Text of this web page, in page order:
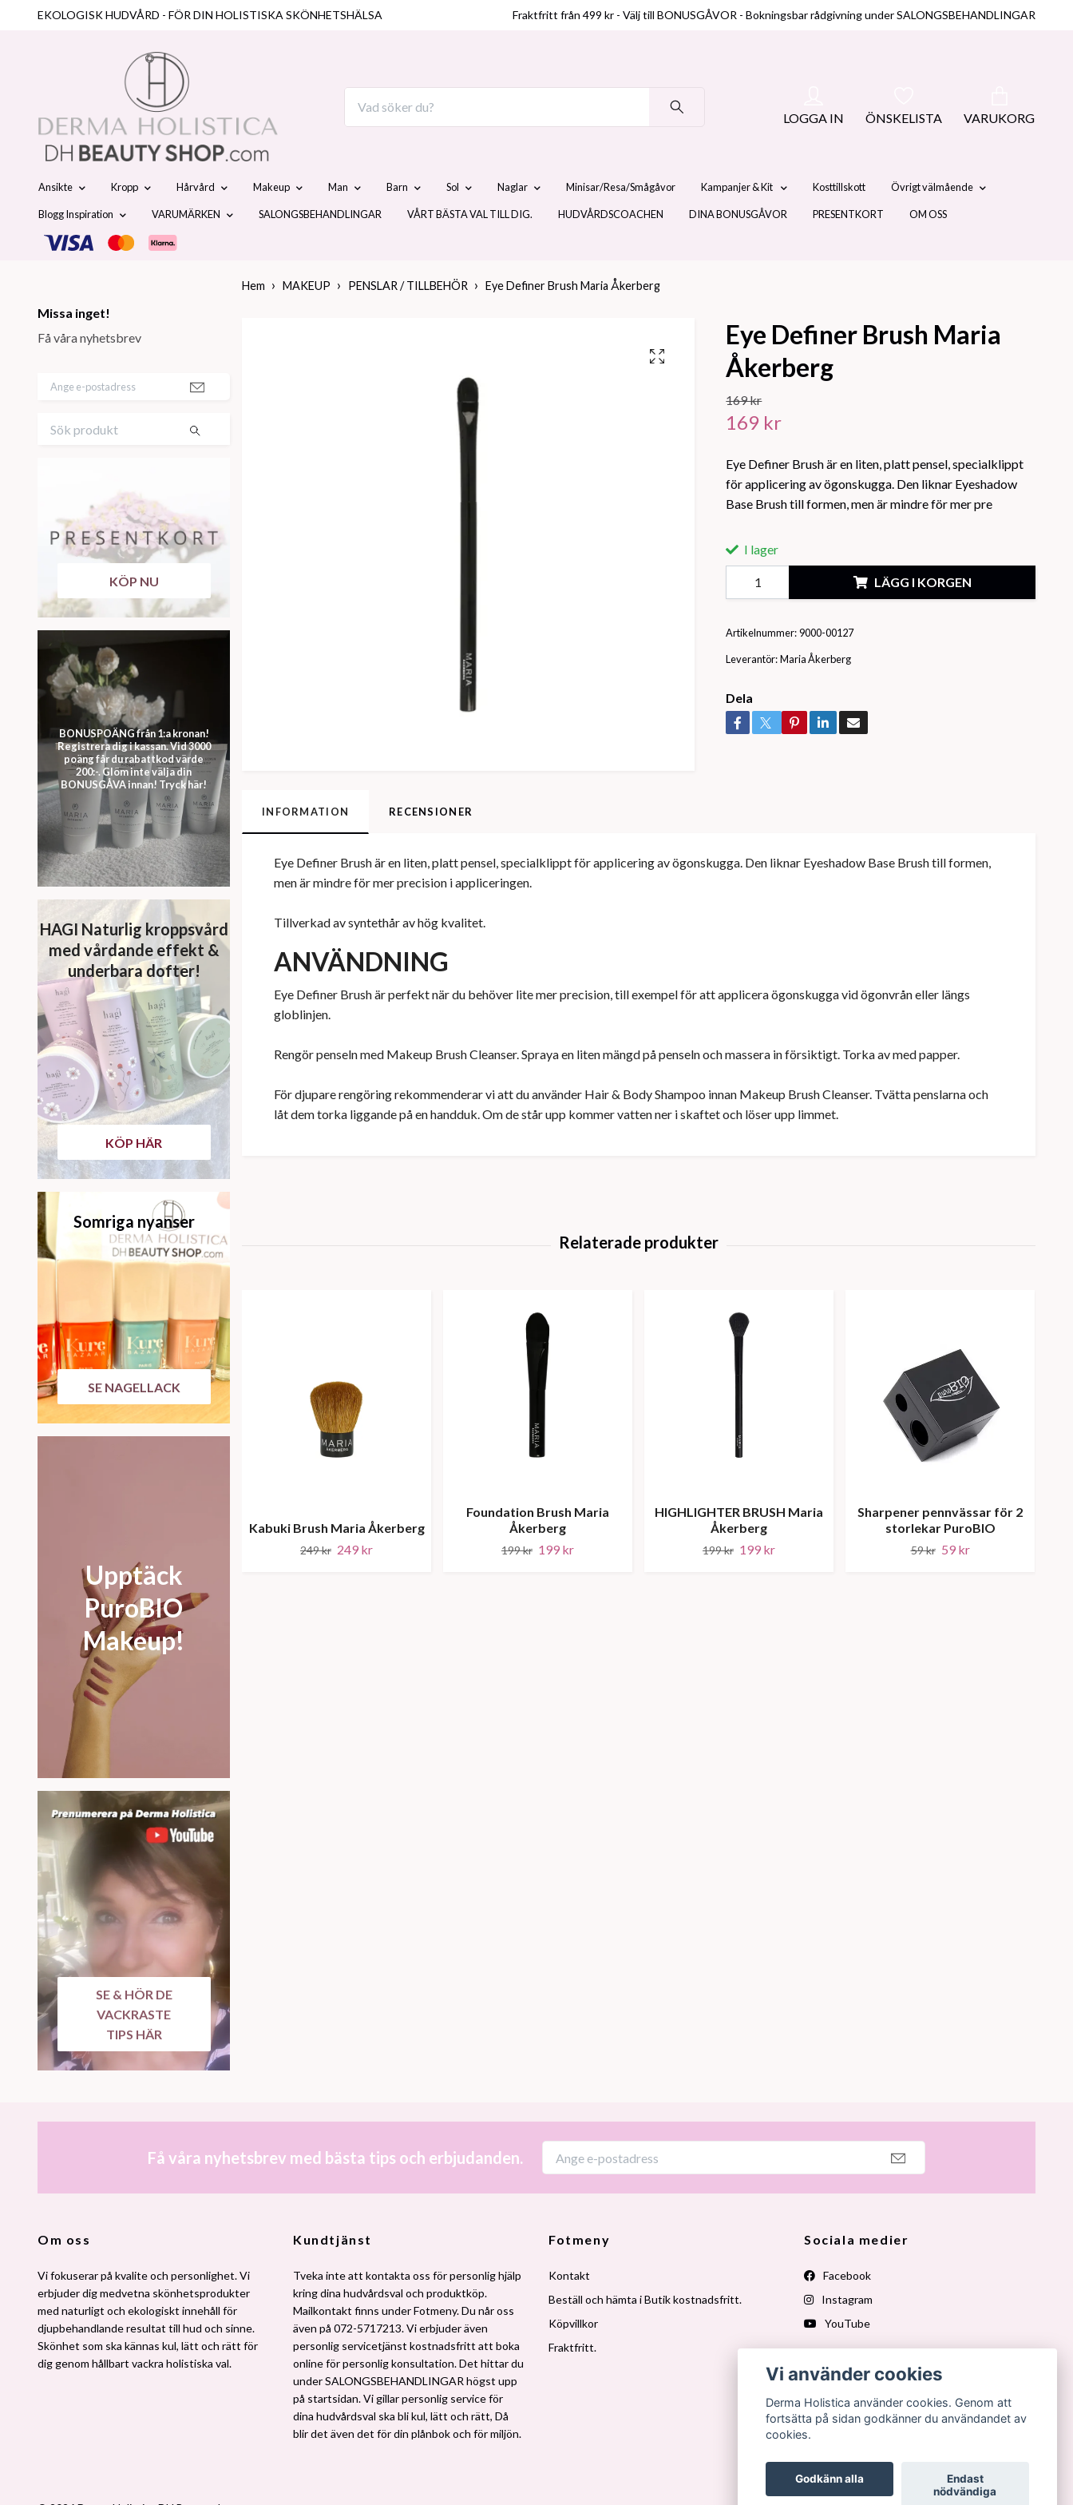
EKOLOGISK HUDVÅRD - FÖR DIN HOLISTISKA SKÖNHETSHÄLSA Fraktfritt från 499 kr - Välj till BONUSGÅVOR - Bokningsbar rådgivning under SALONGSBEHANDLINGAR
LOGGA IN ÖNSKELISTA VARUKORG
Ansikte Kropp Hårvård Makeup Man Barn Sol Naglar Minisar/Resa/Smågåvor Kampanjer & Kit Kosttillskott Övrigt välmående
Blogg Inspiration VARUMÄRKEN SALONGSBEHANDLINGAR VÅRT BÄSTA VAL TILL DIG. HUDVÅRDSCOACHEN DINA BONUSGÅVOR PRESENTKORT OM OSS
Missa inget!
Få våra nyhetsbrev
KÖP NU
BONUSPOÄNG från 1:a kronan!
Registrera dig i kassan. Vid 3000
poäng får du rabattkod värde
200:-. Glöm inte välja din
BONUSGÅVA innan! Tryck här!
HAGI Naturlig kroppsvård
med vårdande effekt &
underbara dofter!
KÖP HÄR
Somriga nyanser
SE NAGELLACK
Upptäck
PuroBIO
Makeup!
SE & HÖR DE
VACKRASTE
TIPS HÄR
Hem MAKEUP PENSLAR / TILLBEHÖR Eye Definer Brush Maria Åkerberg
Eye Definer Brush Maria
Åkerberg
169 kr
169 kr
Eye Definer Brush är en liten, platt pensel, specialklippt
för applicering av ögonskugga. Den liknar Eyeshadow
Base Brush till formen, men är mindre för mer pre
I lager
LÄGG I KORGEN
Artikelnummer: 9000-00127
Leverantör: Maria Åkerberg
Dela
INFORMATION RECENSIONER
Eye Definer Brush är en liten, platt pensel, specialklippt för applicering av ögonskugga. Den liknar Eyeshadow Base Brush till formen,
men är mindre för mer precision i appliceringen.
Tillverkad av syntethår av hög kvalitet.
ANVÄNDNING
Eye Definer Brush är perfekt när du behöver lite mer precision, till exempel för att applicera ögonskugga vid ögonvrån eller längs
globlinjen.
Rengör penseln med Makeup Brush Cleanser. Spraya en liten mängd på penseln och massera in försiktigt. Torka av med papper.
För djupare rengöring rekommenderar vi att du använder Hair & Body Shampoo innan Makeup Brush Cleanser. Tvätta penslarna och
låt dem torka liggande på en handduk. Om de står upp kommer vatten ner i skaftet och löser upp limmet.
Kabuki Brush Maria Åkerberg
249 kr 249 kr
Foundation Brush Maria
Åkerberg
199 kr 199 kr
HIGHLIGHTER BRUSH Maria
Åkerberg
199 kr 199 kr
Sharpener pennvässar för 2
storlekar PuroBIO
59 kr 59 kr
Få våra nyhetsbrev med bästa tips och erbjudanden.
Om oss
Vi fokuserar på kvalite och personlighet. Vi
erbjuder dig medvetna skönhetsprodukter
med naturligt och ekologiskt innehåll för
djupbehandlande resultat till hud och sinne.
Skönhet som ska kännas kul, lätt och rätt för
dig genom hållbart vackra holistiska val.
Kundtjänst
Tveka inte att kontakta oss för personlig hjälp
kring dina hudvårdsval och produktköp.
Mailkontakt finns under Fotmeny. Du når oss
även på 072-5717213. Vi erbjuder även
personlig servicetjänst kostnadsfritt att boka
online för personlig konsultation. Det hittar du
under SALONGSBEHANDLINGAR högst upp
på startsidan. Vi gillar personlig service för
dina hudvårdsval ska bli kul, lätt och rätt, Då
blir det även det för din plånbok och för miljön.
Fotmeny
Kontakt
Beställ och hämta i Butik kostnadsfritt.
Köpvillkor
Fraktfritt.
Sociala medier
Facebook
Instagram
YouTube
Vi använder cookies
Derma Holistica använder cookies. Genom att
fortsätta på sidan godkänner du användandet av
cookies.
Godkänn alla
Endast
nödvändiga